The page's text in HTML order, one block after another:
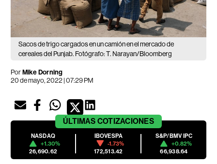
Sacos de trigo cargados en un camión en el mercado de
cereales del Punjab. Fotógrafo: T. Narayan/Bloomberg
PorMike Dorning
20 de mayo, 2022 | 07:29 PM
ÚLTIMAS COTIZACIONES
NASDAQ
+1.30%
26,690.62
IBOVESPA
-1.73%
172,513.42
S&P/BMV IPC
+0.82%
66,938.64